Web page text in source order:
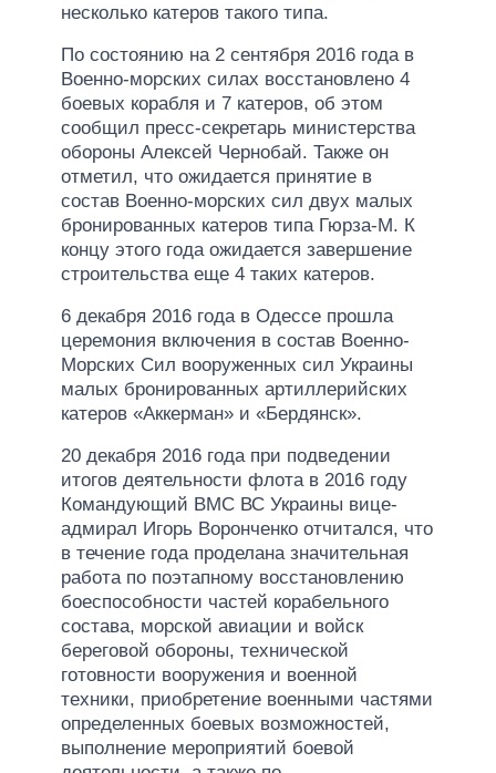
несколько катеров такого типа.
По состоянию на 2 сентября 2016 года в
Военно-морских силах восстановлено 4
боевых корабля и 7 катеров, об этом
сообщил пресс-секретарь министерства
обороны Алексей Чернобай. Также он
отметил, что ожидается принятие в
состав Военно-морских сил двух малых
бронированных катеров типа Гюрза-М. К
концу этого года ожидается завершение
строительства еще 4 таких катеров.
6 декабря 2016 года в Одессе прошла
церемония включения в состав Военно-
Морских Сил вооруженных сил Украины
малых бронированных артиллерийских
катеров «Аккерман» и «Бердянск».
20 декабря 2016 года при подведении
итогов деятельности флота в 2016 году
Командующий ВМС ВС Украины вице-
адмирал Игорь Воронченко отчитался, что
в течение года проделана значительная
работа по поэтапному восстановлению
боеспособности частей корабельного
состава, морской авиации и войск
береговой обороны, технической
готовности вооружения и военной
техники, приобретение военными частями
определенных боевых возможностей,
выполнение мероприятий боевой